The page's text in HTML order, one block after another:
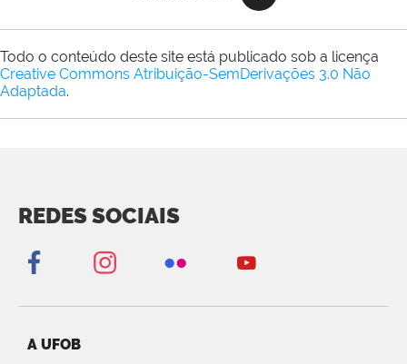
Todo o conteúdo deste site está publicado sob a licença
Creative Commons Atribuição-SemDerivações 3.0 Não
Adaptada.
REDES SOCIAIS
A UFOB